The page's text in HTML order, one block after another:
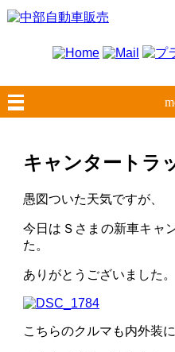
キャンタートラ
愚図ついた天気ですが、
今日はＳさまの新車キャ
た。
ありがとうございました。
こちらのクルマも内外装